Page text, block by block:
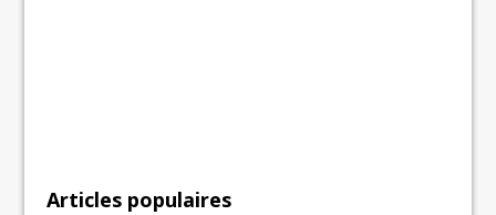
Articles populaires